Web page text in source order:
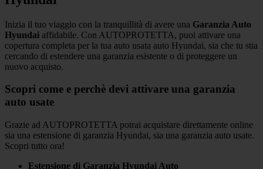
Inizia il tuo viaggio con la tranquillità di avere una Garanzia Auto
Hyundai affidabile. Con AUTOPROTETTA, puoi attivare una
copertura completa per la tua auto usata auto Hyundai, sia che tu stia
cercando di estendere una garanzia esistente o di proteggere un
nuovo acquisto.
Scopri come e perchè devi attivare una garanzia
auto usate
Grazie ad AUTOPROTETTA potrai acquistare direttamente online
sia una estensione di garanzia Hyundai, sia una garanzia auto usate.
Scopri tutto ora!
Estensione di Garanzia Hyundai Auto